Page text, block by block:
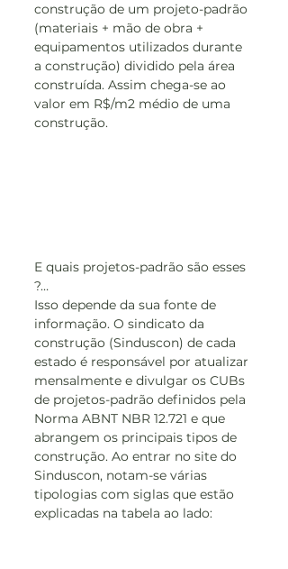
construção de um projeto-padrão
(materiais + mão de obra +
equipamentos utilizados durante
a construção) dividido pela área
construída. Assim chega-se ao
valor em R$/m2 médio de uma
construção.
E quais projetos-padrão são esses
?…
Isso depende da sua fonte de
informação. O sindicato da
construção (Sinduscon) de cada
estado é responsável por atualizar
mensalmente e divulgar os CUBs
de projetos-padrão definidos pela
Norma ABNT NBR 12.721 e que
abrangem os principais tipos de
construção. Ao entrar no site do
Sinduscon, notam-se várias
tipologias com siglas que estão
explicadas na tabela ao lado: